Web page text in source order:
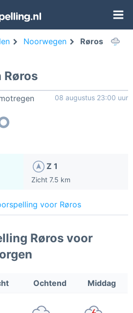
Noorwegen Røros
Røros
08 augustus 23:00 uur
Z 1
Zicht 7.5 km
voor Røros
Røros voor
Ochtend Middag